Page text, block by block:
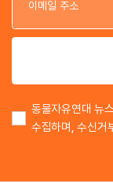
동물자유연대 뉴
수집하며, 수신거